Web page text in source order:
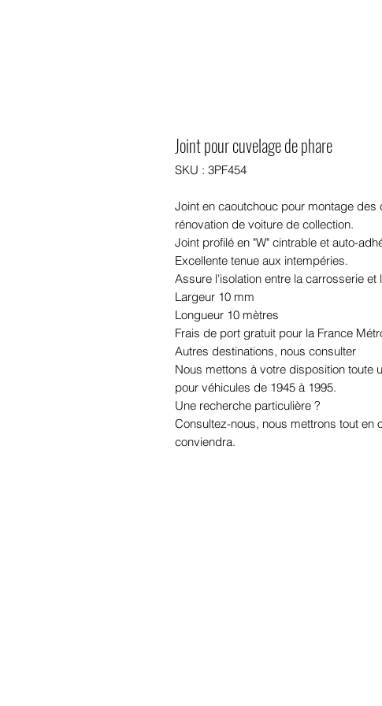
Joint pour cuvelage de phare
SKU : 3PF454
Joint en caoutchouc pour montage
rénovation de voiture de collection.
Joint profilé en "W" cintrable et auto-
Excellente tenue aux intempéries.
Assure l'isolation entre la carrosserie
Largeur 10 mm
Longueur 10 mètres
Frais de port gratuit pour la France
Autres destinations, nous consulter
Nous mettons à votre disposition toute
pour véhicules de 1945 à 1995.
Une recherche particulière ?
Consultez-nous, nous mettrons tout en
conviendra.